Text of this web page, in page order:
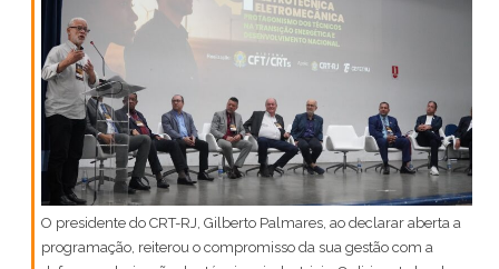
O presidente do CRT-RJ, Gilberto Palmares, ao declarar aberta a
programação, reiterou o compromisso da sua gestão com a